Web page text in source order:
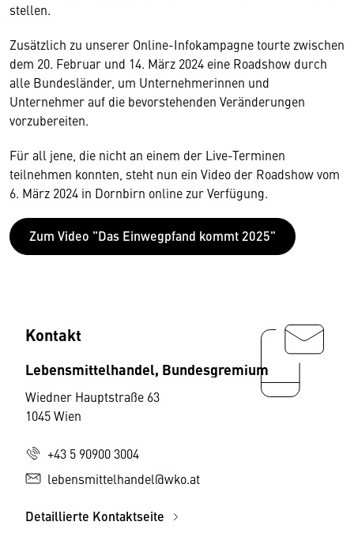
stellen.
Zusätzlich zu unserer Online-Infokampagne tourte zwischen
dem 20. Februar und 14. März 2024 eine Roadshow durch
alle Bundesländer, um Unternehmerinnen und
Unternehmer auf die bevorstehenden Veränderungen
vorzubereiten.
Für all jene, die nicht an einem der Live-Terminen
teilnehmen konnten, steht nun ein Video der Roadshow vom
6. März 2024 in Dornbirn online zur Verfügung.
Zum Video "Das Einwegpfand kommt 2025"
Kontakt
Lebensmittelhandel, Bundesgremium
Wiedner Hauptstraße 63
1045 Wien
+43 5 90900 3004
lebensmittelhandel@wko.at
Detaillierte Kontaktseite